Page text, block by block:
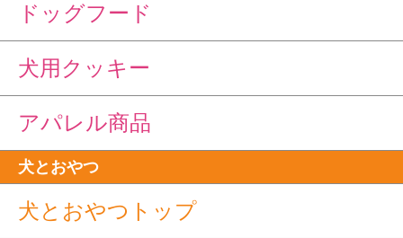
ドッグフード
犬用クッキー
アパレル商品
犬とおやつ
犬とおやつトップ